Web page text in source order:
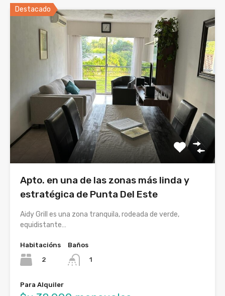
Destacado
Apto. en una de las zonas más linda y
estratégica de Punta Del Este
Aidy Grill es una zona tranquila, rodeada de verde,
equidistante…
Habitacións
2
Baños
1
Para Alquiler